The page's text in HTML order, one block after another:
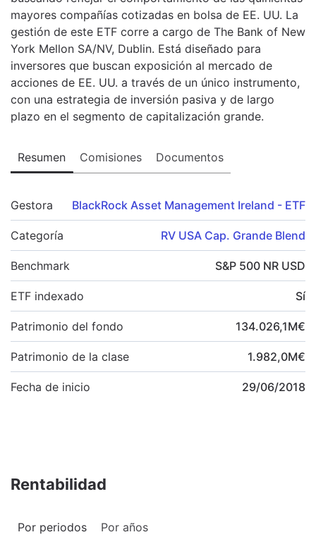
mayores compañías cotizadas en bolsa de EE. UU. La
gestión de este ETF corre a cargo de The Bank of New
York Mellon SA/NV, Dublin. Está diseñado para
inversores que buscan exposición al mercado de
acciones de EE. UU. a través de un único instrumento,
con una estrategia de inversión pasiva y de largo
plazo en el segmento de capitalización grande.
Resumen Comisiones Documentos
Gestora BlackRock Asset Management Ireland - ETF
Categoría RV USA Cap. Grande Blend
Benchmark S&P 500 NR USD
ETF indexado Sí
Patrimonio del fondo 134.026,1M€
Patrimonio de la clase 1.982,0M€
Fecha de inicio 29/06/2018
Rentabilidad
Por periodos Por años